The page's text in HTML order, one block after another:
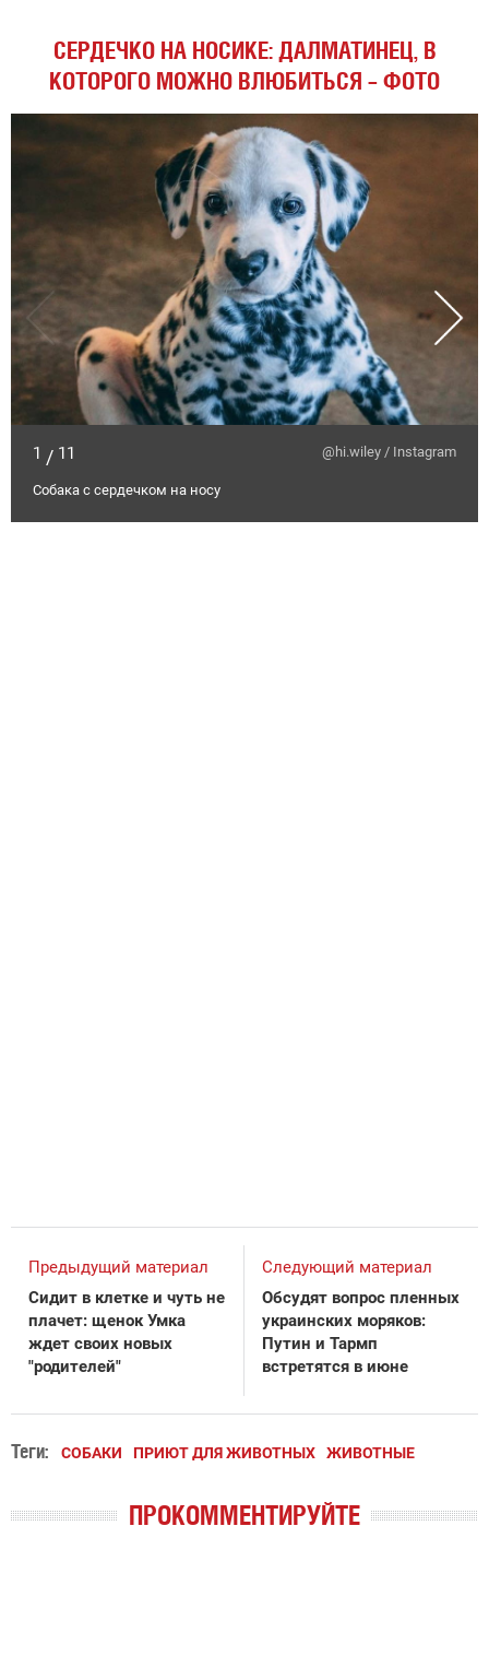
СЕРДЕЧКО НА НОСИКЕ: ДАЛМАТИНЕЦ, В
КОТОРОГО МОЖНО ВЛЮБИТЬСЯ – ФОТО
1 / 11 @hi.wiley / Instagram
Собака с сердечком на носу
Предыдущий материал
Сидит в клетке и чуть не
плачет: щенок Умка
ждет своих новых
"родителей"
Следующий материал
Обсудят вопрос пленных
украинских моряков:
Путин и Тармп
встретятся в июне
Теги: СОБАКИ ПРИЮТ ДЛЯ ЖИВОТНЫХ ЖИВОТНЫЕ
ПРОКОММЕНТИРУЙТЕ